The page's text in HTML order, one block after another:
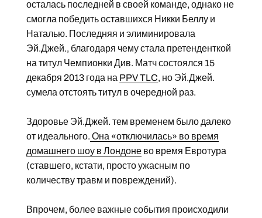
осталась последней в своей команде, однако не
смогла победить оставшихся Никки Беллу и
Наталью. Последняя и элиминировала
Эй.Джей., благодаря чему стала претенденткой
на титул Чемпионки Див. Матч состоялся 15
декабря 2013 года на PPV TLC, но Эй.Джей.
сумела отстоять титул в очередной раз.
Здоровье Эй.Джей. тем временем было далеко
от идеального. Она «отключилась» во время
домашнего шоу в Лондонево время Евротура
(ставшего, кстати, просто ужасным по
количеству травм и повреждений).
Впрочем, более важные события происходили